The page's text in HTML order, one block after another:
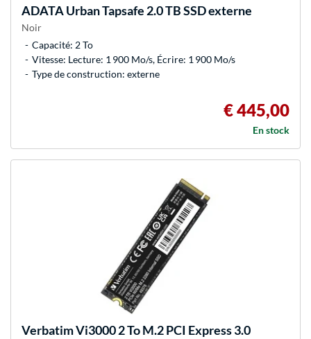
ADATAUrban Tapsafe 2.0 TB SSD externe
Noir
Capacité: 2 To
Vitesse: Lecture: 1 900 Mo/s, Écrire: 1 900 Mo/s
Type de construction: externe
€ 445,00
En stock
VerbatimVi3000 2 To M.2 PCI Express 3.0